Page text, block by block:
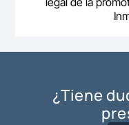
¿Tiene